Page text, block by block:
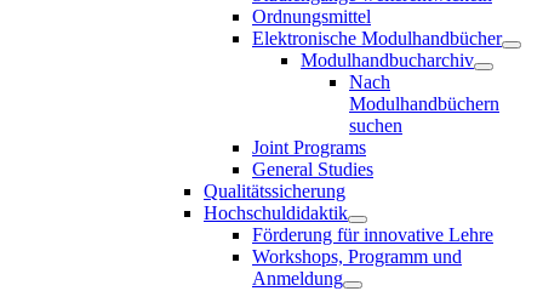
Ordnungsmittel
Elektronische Modulhandbücher
Modulhandbucharchiv
Nach
Modulhandbüchern
suchen
Joint Programs
General Studies
Qualitätssicherung
Hochschuldidaktik
Förderung für innovative Lehre
Workshops, Programm und
Anmeldung